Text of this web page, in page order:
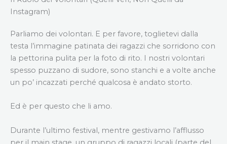
Instagram)
Parliamo dei volontari. E per favore, toglietevi dalla
testa l’immagine patinata dei ragazzi che sorridono con
la pettorina pulita per la foto di rito. I nostri volontari
spesso puzzano di sudore, sono stanchi e a volte anche
un po’ incazzati perché qualcosa è andato storto.
Ed è per questo che li amo.
Durante l’ultimo festival, mentre gestivamo l’afflusso